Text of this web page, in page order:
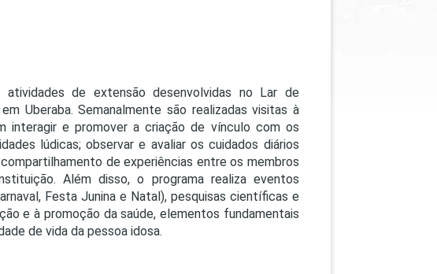
PROES
PROPEPE
PROED
de extensão desenvolvidas no Lar de
Uberaba. Semanalmente são realizadas visitas à
interagir e promover a criação de vínculo com os
lúdicas; observar e avaliar os cuidados diários
de experiências entre os membros
Além disso, o programa realiza eventos
Festa Junina e Natal), pesquisas científicas e
e à promoção da saúde, elementos fundamentais
de vida da pessoa idosa.